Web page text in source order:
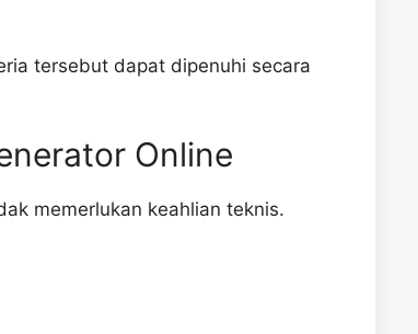
tersebut dapat dipenuhi secara
Online
memerlukan keahlian teknis.